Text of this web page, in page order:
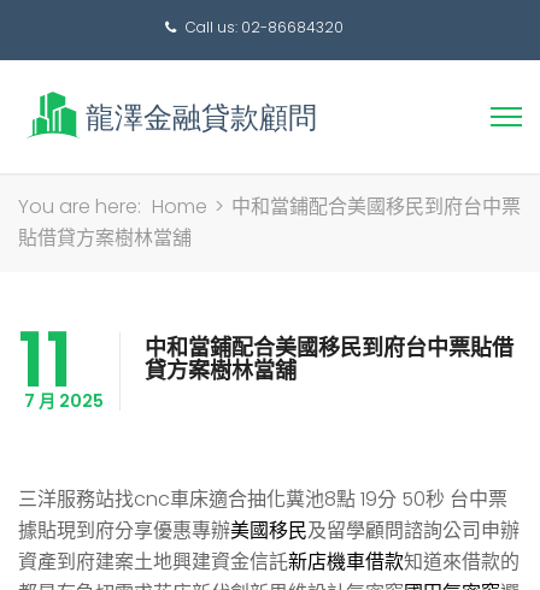
Call us: 02-86684320
搜
You are here: Home > 中和當鋪配合美國移民到府台中票
貼借貸方案樹林當舖
11
7 月 2025
中和當鋪配合美國移民到府台中票貼借
貸方案樹林當舖
三洋服務站找cnc車床適合抽化糞池8點 19分 50秒 台中票
據貼現到府分享優惠專辦美國移民及留學顧問諮詢公司申辦
資產到府建案土地興建資金信託新店機車借款知道來借款的